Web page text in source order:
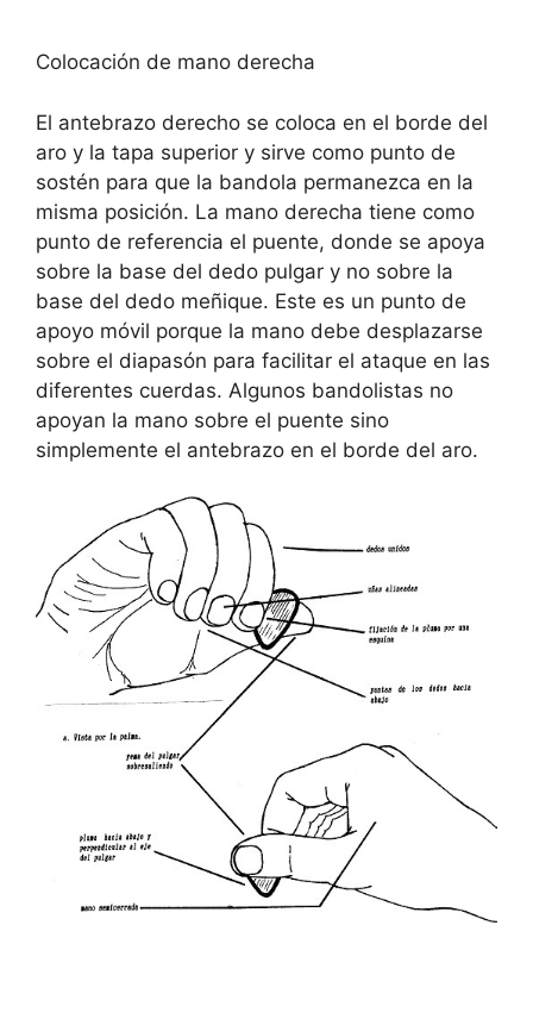
Colocación de mano derecha
El antebrazo derecho se coloca en el borde del
aro y la tapa superior y sirve como punto de
sostén para que la bandola permanezca en la
misma posición. La mano derecha tiene como
punto de referencia el puente, donde se apoya
sobre la base del dedo pulgar y no sobre la
base del dedo meñique. Este es un punto de
apoyo móvil porque la mano debe desplazarse
sobre el diapasón para facilitar el ataque en las
diferentes cuerdas. Algunos bandolistas no
apoyan la mano sobre el puente sino
simplemente el antebrazo en el borde del aro.